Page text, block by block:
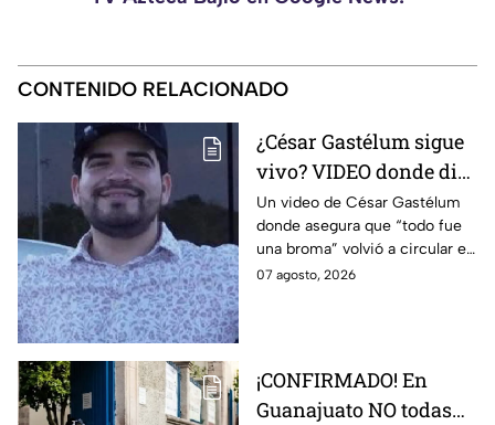
CONTENIDO RELACIONADO
¿César Gastélum sigue
vivo? VIDEO donde dice
que “todo fue una
broma” SE VIRALIZA
en redes; esto se sabe
Un video de César Gastélum
donde asegura que “todo fue
una broma” volvió a circular en
redes sociales y generó dudas
07 agosto, 2026
¡CONFIRMADO! En
Guanajuato NO todas